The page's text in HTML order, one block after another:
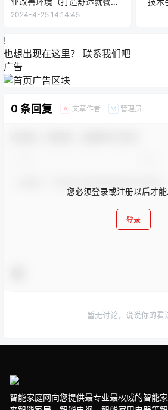
验）【干货】
2024-4-25 14:14:45
!
也想出现在这里？ 联系我们吧
广告
0 条回复 A 文章作者 M 管理员
您必须登录或注册以后才
登录
暂无讨论，说说你的看
智能家庭网向您提供最专业最权威的智能